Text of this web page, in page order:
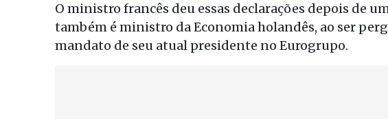
O ministro francês deu essas declarações depois de
também é ministro da Economia holandês, ao ser
mandato de seu atual presidente no Eurogrupo.